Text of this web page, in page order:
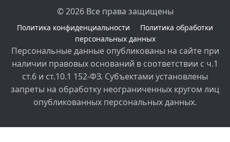
© 2026 Все права защищены
Политика конфиденциальности
Политика обработки
персональных данных
Персональные данные опубликованы на сайте при
наличии правовых оснований в соответствии с ч.1
ст.6 и ст.10.1 152-ФЗ. Субъектами установлены
запреты на обработку неограниченных кругом лиц
опубликованных персональных данных.